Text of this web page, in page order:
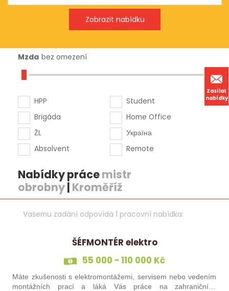
Zasílat
nabídky
Mzda bez omezení
HPP
Brigáda
ŽL
Absolvent
Student
Home Office
Україна
Remote
Nabídky prácemistr
obrobny| Kroměříž
Vašemu zadání odpovídá 1 pracovní nabídka:
ŠÉFMONTÉR elektro
55 000 - 110 000 Kč
Máte zkušenosti s elektromontážemi, servisem nebo vedením
montážních prací a láká Vás práce na zahraničních